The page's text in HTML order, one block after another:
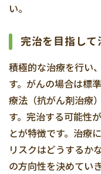
い。
完治を目指して
積極的な治療を行い
す。がんの場合は標
療法（抗がん剤治療
す。完治する可能性
とが特徴です。治療
リスクはどうするか
の方向性を決めてい